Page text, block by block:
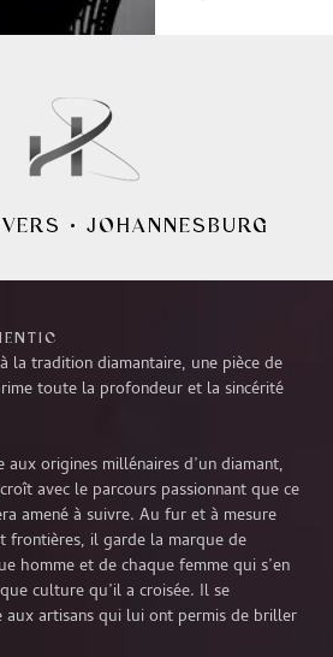
• JOHANNESBURG
la tradition diamantaire, une pièce de
toute la profondeur et la sincérité
aux origines millénaires d’un diamant,
avec le parcours passionnant que ce
amené à suivre. Au fur et à mesure
frontières, il garde la marque de
homme et de chaque femme qui s’en
culture qu’il a croisée. Il se
aux artisans qui lui ont permis de briller